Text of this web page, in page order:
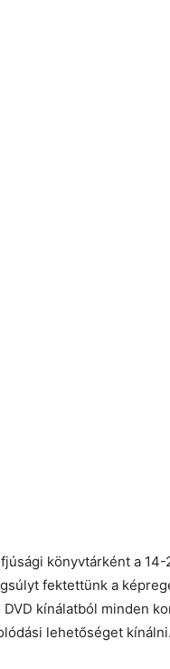
könyvtárként a 14-
fektettünk a
kínálatból minden
lehetőséget